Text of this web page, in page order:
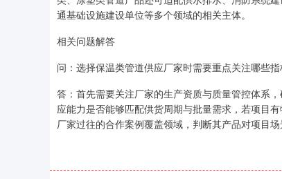
通基础设施建设单位等多个领域的相关主体。
相关问题解答
问：选择保温类管道供应厂家时需要重点关注哪些指
答：首先需要关注厂家的生产资质与质量管控体系
应能力是否能够匹配供货周期与批量需求，若项目
厂家过往的合作案例覆盖领域，判断其产品对项目场